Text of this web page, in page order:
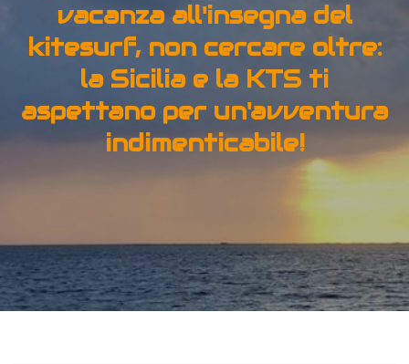
vacanza all'insegna del
kitesurf, non cercare oltre:
la Sicilia e la KTS ti
aspettano per un'avventura
indimenticabile!